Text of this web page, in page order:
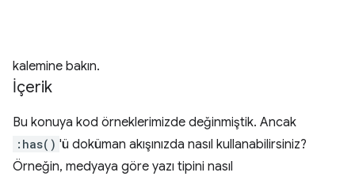
kalemine bakın.
İçerik
Bu konuya kod örneklerimizde değinmiştik. Ancak
:has() 'ü doküman akışınızda nasıl kullanabilirsiniz?
Örneğin, medyaya göre yazı tipini nasıl